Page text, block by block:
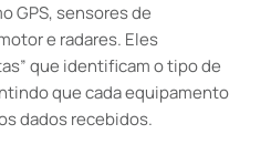
GPS, sensores de
e radares. Eles
que identificam o tipo de
que cada equipamento
dados recebidos.